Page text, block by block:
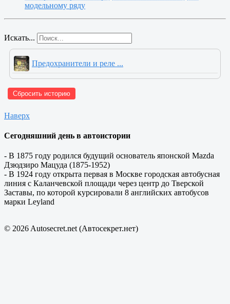
модельному ряду
Искать...
Предохранители и реле ...
Сбросить историю
Наверх
Сегодняшний день в автоистории
- В 1875 году родился будущий основатель японской Mazda
Дзюдзиро Мацуда (1875-1952)
- В 1924 году открыта первая в Москве городская автобусная
линия с Каланчевской площади через центр до Тверской
Заставы, по которой курсировали 8 английских автобусов
марки Leyland
© 2026 Autosecret.net (Автосекрет.нет)